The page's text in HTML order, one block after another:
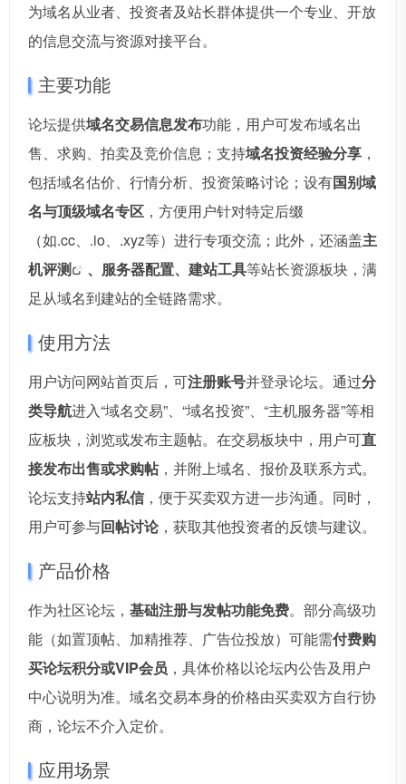
为域名从业者、投资者及站长群体提供一个专业、开放
的信息交流与资源对接平台。
主要功能
论坛提供域名交易信息发布功能，用户可发布域名出
售、求购、拍卖及竞价信息；支持域名投资经验分享 ，
包括域名估价、行情分析、投资策略讨论；设有国别域
名与顶级域名专区 ，方便用户针对特定后缀
（如.cc、.io、.xyz等）进行专项交流；此外，还涵盖主
机评测
、服务器配置、建站工具等站长资源板块，满
足从域名到建站的全链路需求。
使用方法
用户访问网站首页后，可注册账号并登录论坛。通过分
类导航进入“域名交易”、“域名投资”、“主机服务器”等相
应板块，浏览或发布主题帖。在交易板块中，用户可直
接发布出售或求购帖，并附上域名、报价及联系方式。
论坛支持站内私信 ，便于买卖双方进一步沟通。同时，
用户可参与回帖讨论，获取其他投资者的反馈与建议。
产品价格
作为社区论坛， 基础注册与发帖功能免费。部分高级功
能（如置顶帖、加精推荐、广告位投放）可能需付费购
买论坛积分或VIP会员 ，具体价格以论坛内公告及用户
中心说明为准。域名交易本身的价格由买卖双方自行协
商，论坛不介入定价。
应用场景